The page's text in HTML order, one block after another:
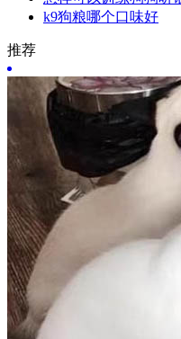
k9狗粮哪个口味好
推荐